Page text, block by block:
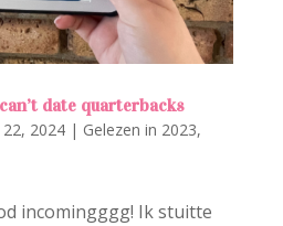
date quarterbacks
2024| Gelezen in 2023,
incomingggg! Ik stuitte